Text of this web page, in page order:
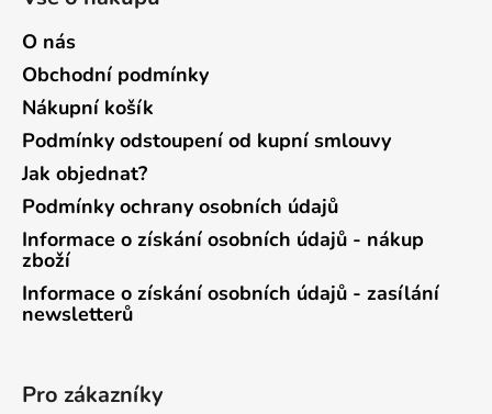
O nás
Obchodní podmínky
Nákupní košík
Podmínky odstoupení od kupní smlouvy
Jak objednat?
Podmínky ochrany osobních údajů
Informace o získání osobních údajů - nákup
zboží
Informace o získání osobních údajů - zasílání
newsletterů
Pro zákazníky